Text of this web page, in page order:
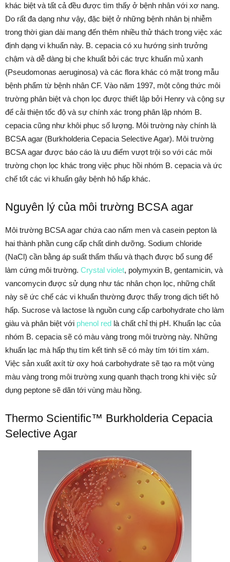
khác biệt và tất cả đều được tìm thấy ở bệnh nhân với xơ nang.
Do rất đa dạng như vậy, đặc biệt ở những bệnh nhân bị nhiễm
trong thời gian dài mang đến thêm nhiều thử thách trong việc xác
định dạng vi khuẩn này. B. cepacia có xu hướng sinh trưởng
chậm và dễ dàng bị che khuất bởi các trực khuẩn mủ xanh
(Pseudomonas aeruginosa) và các flora khác có mặt trong mẫu
bệnh phẩm từ bệnh nhân CF. Vào năm 1997, một công thức môi
trường phân biệt và chọn lọc được thiết lập bởi Henry và cộng sự
để cải thiện tốc độ và sự chính xác trong phân lập nhóm B.
cepacia cũng như khôi phục số lượng. Môi trường này chính là
BCSA agar (Burkholderia Cepacia Selective Agar). Môi trường
BCSA agar được báo cáo là ưu điểm vượt trội so với các môi
trường chọn lọc khác trong việc phục hồi nhóm B. cepacia và ức
chế tốt các vi khuẩn gây bệnh hô hấp khác.
Nguyên lý của môi trường BCSA agar
Môi trường BCSA agar chứa cao nấm men và casein pepton là
hai thành phần cung cấp chất dinh dưỡng. Sodium chloride
(NaCl) cần bằng áp suất thẩm thấu và thạch được bổ sung để
làm cứng môi trường. Crystal violet, polymyxin B, gentamicin, và
vancomycin được sử dụng như tác nhân chọn lọc, những chất
này sẽ ức chế các vi khuẩn thường được thấy trong dịch tiết hô
hấp. Sucrose và lactose là nguồn cung cấp carbohydrate cho làm
giàu và phân biệt với phenol red là chất chỉ thị pH. Khuẩn lạc của
nhóm B. cepacia sẽ có màu vàng trong môi trường này. Những
khuẩn lạc mà hấp thụ tím kết tinh sẽ có mày tím tới tím xám.
Việc sản xuất axít từ oxy hoá carbohydrate sẽ tạo ra một vùng
màu vàng trong môi trường xung quanh thạch trong khi việc sử
dụng peptone sẽ dãn tới vùng màu hồng.
Thermo Scientific™ Burkholderia Cepacia
Selective Agar